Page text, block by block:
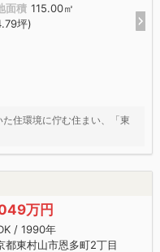
面積 115.00㎡
坪)
住環境に佇む住まい、「東
万円
/ 1990年
都東村山市恩多町2丁目